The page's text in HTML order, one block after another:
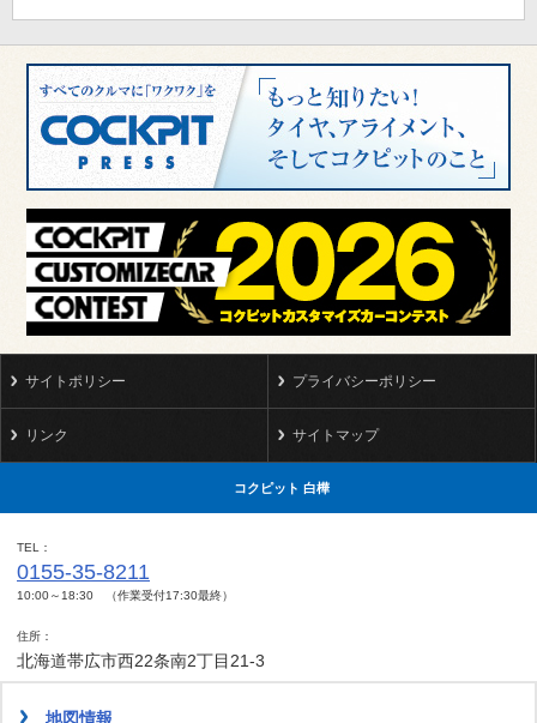
サイトポリシー プライバシーポリシー
リンク サイトマップ
コクピット 白樺
TEL
0155-35-8211
10:00～18:30 （作業受付17:30最終）
住所
北海道帯広市西22条南2丁目21-3
地図情報